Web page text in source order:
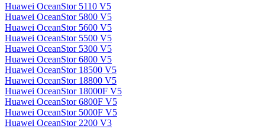
Huawei OceanStor 5110 V5
Huawei OceanStor 5800 V5
Huawei OceanStor 5600 V5
Huawei OceanStor 5500 V5
Huawei OceanStor 5300 V5
Huawei OceanStor 6800 V5
Huawei OceanStor 18500 V5
Huawei OceanStor 18800 V5
Huawei OceanStor 18000F V5
Huawei OceanStor 6800F V5
Huawei OceanStor 5000F V5
Huawei OceanStor 2200 V3